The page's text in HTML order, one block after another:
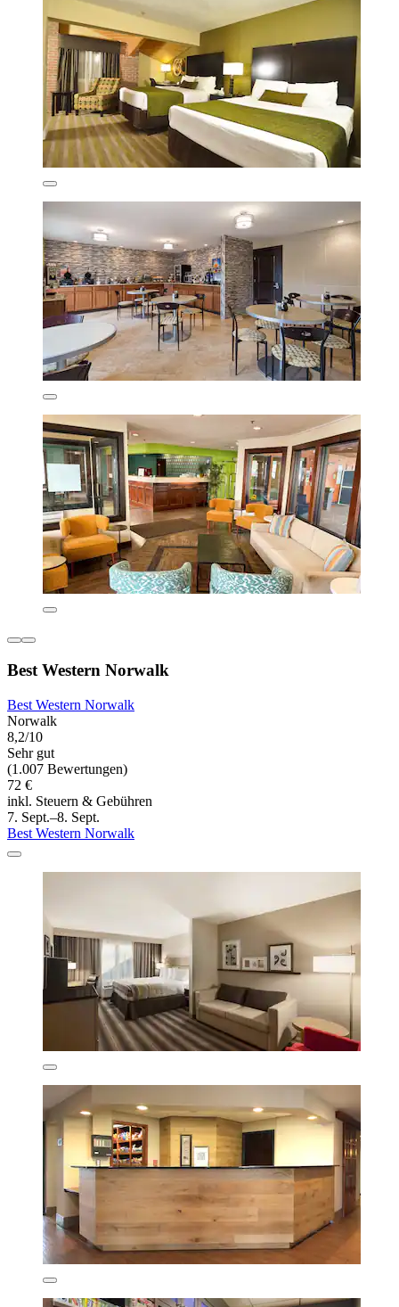
Best Western Norwalk
Best Western Norwalk
Norwalk
8,2/10
Sehr gut
(1.007 Bewertungen)
72 €
inkl. Steuern & Gebühren
7. Sept.–8. Sept.
Best Western Norwalk